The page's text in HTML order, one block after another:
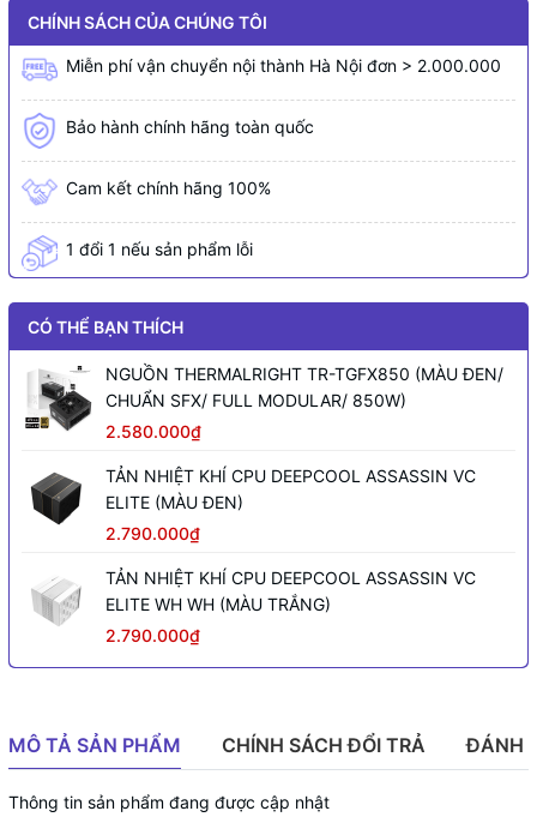
CHÍNH SÁCH CỦA CHÚNG TÔI
Miễn phí vận chuyển nội thành Hà Nội đơn > 2.000.000
Bảo hành chính hãng toàn quốc
Cam kết chính hãng 100%
1 đổi 1 nếu sản phẩm lỗi
CÓ THỂ BẠN THÍCH
NGUỒN THERMALRIGHT TR-TGFX850 (MÀU ĐEN/
CHUẨN SFX/ FULL MODULAR/ 850W)
2.580.000₫
TẢN NHIỆT KHÍ CPU DEEPCOOL ASSASSIN VC
ELITE (MÀU ĐEN)
2.790.000₫
TẢN NHIỆT KHÍ CPU DEEPCOOL ASSASSIN VC
ELITE WH WH (MÀU TRẮNG)
2.790.000₫
MÔ TẢ SẢN PHẨM CHÍNH SÁCH ĐỔI TRẢ ĐÁNH
Thông tin sản phẩm đang được cập nhật